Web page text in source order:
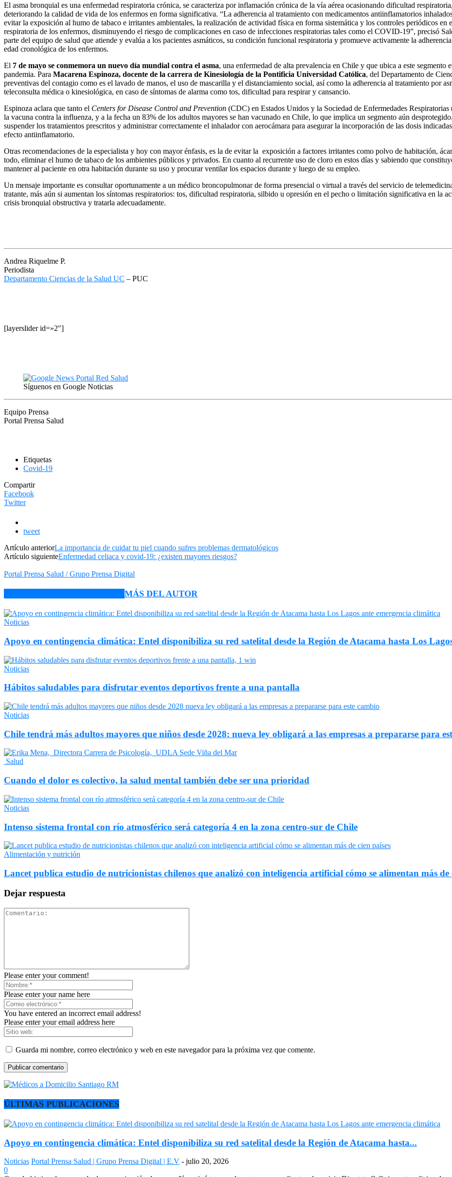
El asma bronquial es una enfermedad respiratoria crónica, se caracteriza por inflamación crónica de la vía aérea ocasionando dificultad
deteriorando la calidad de vida de los enfermos en forma significativa. “La adherencia al tratamiento con medicamentos antiinflamatorios
evitar la exposición al humo de tabaco e irritantes ambientales, la realización de actividad física en forma sistemática y los controles periódicos en
respiratoria de los enfermos, disminuyendo el riesgo de complicaciones en caso de infecciones respiratorias tales como el COVID-19”, precisó
parte del equipo de salud que atiende y evalúa a los pacientes asmáticos, su condición funcional respiratoria y promueve activamente la
edad cronológica de los enfermos.
El 7 de mayo se conmemora un nuevo día mundial contra el asma, una enfermedad de alta prevalencia en Chile y que ubica a este
pandemia. Para Macarena Espinoza, docente de la carrera de Kinesiología de la Pontificia Universidad Católica, del Departamento de
preventivas del contagio como es el lavado de manos, el uso de mascarilla y el distanciamiento social, así como la adherencia al tratamiento por
teleconsulta médica o kinesiológica, en caso de síntomas de alarma como tos, dificultad para respirar y cansancio.
Espinoza aclara que tanto el Centers for Disease Control and Prevention (CDC) en Estados Unidos y la Sociedad de Enfermedades
la vacuna contra la influenza, y a la fecha un 83% de los adultos mayores se han vacunado en Chile, lo que implica un segmento aún
suspender los tratamientos prescritos y administrar correctamente el inhalador con aerocámara para asegurar la incorporación de las dosis
efecto antiinflamatorio.
Otras recomendaciones de la especialista y hoy con mayor énfasis, es la de evitar la exposición a factores irritantes como polvo de habitación,
todo, eliminar el humo de tabaco de los ambientes públicos y privados. En cuanto al recurrente uso de cloro en estos días y sabiendo que
mantener al paciente en otra habitación durante su uso y procurar ventilar los espacios durante y luego de su empleo.
Un mensaje importante es consultar oportunamente a un médico broncopulmonar de forma presencial o virtual a través del servicio de
tratante, más aún si aumentan los síntomas respiratorios: tos, dificultad respiratoria, silbido u opresión en el pecho o limitación significativa en la
crisis bronquial obstructiva y tratarla adecuadamente.
Andrea Riquelme P.
Periodista
Departamento Ciencias de la Salud UC – PUC
[layerslider id=»2″]
Síguenos en Google Noticias
Equipo Prensa
Portal Prensa Salud
Etiquetas
Covid-19
Compartir
Facebook
Twitter
tweet
Artículo anteriorLa importancia de cuidar tu piel cuando sufres problemas dermatológicos
Artículo siguienteEnfermedad celiaca y covid-19: ¿existen mayores riesgos?
Portal Prensa Salud / Grupo Prensa Digital
MÁS DEL AUTOR
Noticias
Apoyo en contingencia climática: Entel disponibiliza su red satelital desde la Región de Atacama hasta Los
Noticias
Hábitos saludables para disfrutar eventos deportivos frente a una pantalla
Noticias
Chile tendrá más adultos mayores que niños desde 2028: nueva ley obligará a las empresas a prepararse para
Salud
Cuando el dolor es colectivo, la salud mental también debe ser una prioridad
Noticias
Intenso sistema frontal con río atmosférico será categoría 4 en la zona centro-sur de Chile
Alimentación y nutrición
Lancet publica estudio de nutricionistas chilenos que analizó con inteligencia artificial cómo se alimentan más de
Dejar respuesta
Please enter your comment!
Please enter your name here
You have entered an incorrect email address!
Please enter your email address here
Guarda mi nombre, correo electrónico y web en este navegador para la próxima vez que comente.
ÚLTIMAS PUBLICACIONES
Apoyo en contingencia climática: Entel disponibiliza su red satelital desde la Región de Atacama hasta...
Noticias Portal Prensa Salud | Grupo Prensa Digital | E.V - julio 20, 2026
0